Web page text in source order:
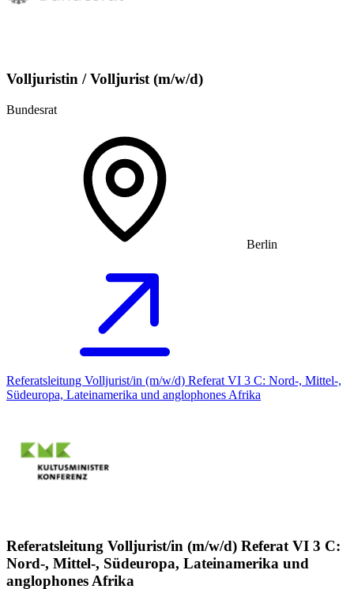
Volljuristin / Volljurist (m/w/d)
Bundesrat
Berlin
Referatsleitung Volljurist/in (m/w/d) Referat VI 3 C: Nord-, Mittel-,
Südeuropa, Lateinamerika und anglophones Afrika
Referatsleitung Volljurist/in (m/w/d) Referat VI 3 C:
Nord-, Mittel-, Südeuropa, Lateinamerika und
anglophones Afrika